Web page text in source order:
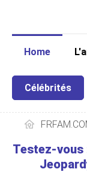
Home
Célébrités
Testez-vous